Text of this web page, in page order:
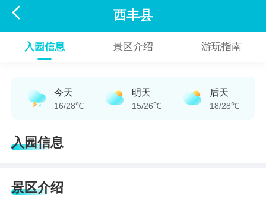
 西丰县
入园信息 景区介绍 游玩指南
今天
16/28℃
明天
15/26℃
后天
18/28℃
入园信息
景区介绍